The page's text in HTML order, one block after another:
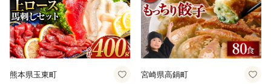
熊本県玉東町 宮崎県高鍋町